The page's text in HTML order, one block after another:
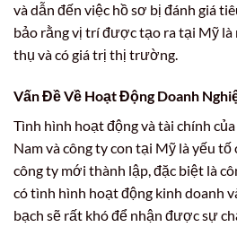
và dẫn đến việc hồ sơ bị đánh giá
bảo rằng vị trí được tạo ra tại Mỹ
thụ và có giá trị thị trường.
Vấn Đề Về Hoạt Động Doanh
Tình hình hoạt động và tài chính
Nam và công ty con tại Mỹ là yếu tố
công ty mới thành lập, đặc biệt là
có tình hình hoạt động kinh doanh
bạch sẽ rất khó để nhận được sự